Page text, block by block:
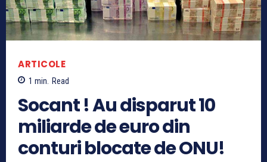
ARTICOLE
1 min. Read
Socant ! Au disparut 10
miliarde de euro din
conturi blocate de ONU!